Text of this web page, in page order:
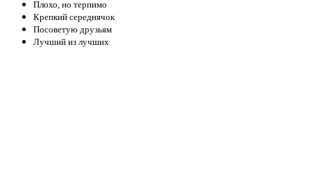
Плохо, но терпимо
Крепкий середнячок
Посоветую друзьям
Лучший из лучших